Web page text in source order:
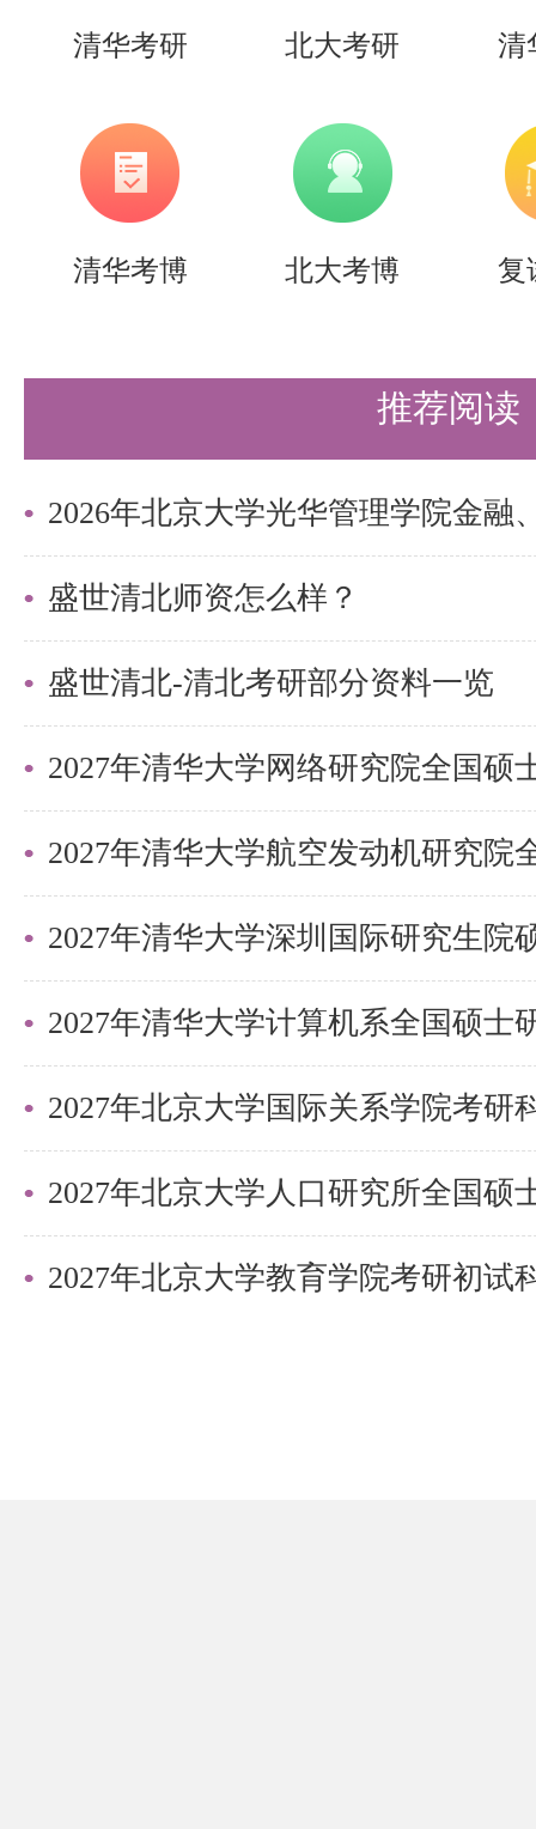
清华考研 北大考研 清
清华考博 北大考博 复
推荐阅读
盛世清北师资怎么样？
盛世清北-清北考研部分资料一览
2027年清华大学深圳国际研究生院
2027年北京大学国际关系学院考研
2027年北京大学教育学院考研初试